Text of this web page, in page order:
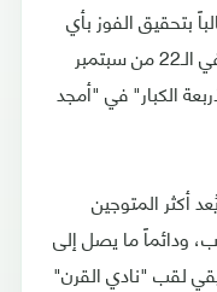
بتحقيق الفوز بأي
نتيجة في لقاء العودة، المقررة إقامته في الـ22 من سبتمبر
الكبار" في "أمجد
أكثر المتوجين
الأغلى بواقع 8 ألقاب، ودائماً ما يصل إلى
لقب "نادي القرن"